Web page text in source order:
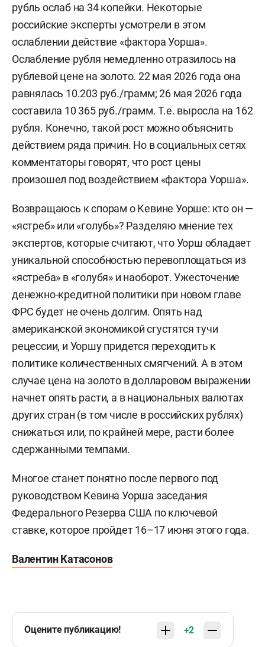
рубль ослаб на 34 копейки. Некоторые
российские эксперты усмотрели в этом
ослаблении действие «фактора Уорша».
Ослабление рубля немедленно отразилось на
рублевой цене на золото. 22 мая 2026 года она
равнялась 10.203 руб./грамм; 26 мая 2026 года
составила 10 365 руб./грамм. Т.е. выросла на 162
рубля. Конечно, такой рост можно объяснить
действием ряда причин. Но в социальных сетях
комментаторы говорят, что рост цены
произошел под воздействием «фактора Уорша».
Возвращаюсь к спорам о Кевине Уорше: кто он —
«ястреб» или «голубь»? Разделяю мнение тех
экспертов, которые считают, что Уорш обладает
уникальной способностью перевоплощаться из
«ястреба» в «голубя» и наоборот. Ужесточение
денежно-кредитной политики при новом главе
ФРС будет не очень долгим. Опять над
американской экономикой сгустятся тучи
рецессии, и Уоршу придется переходить к
политике количественных смягчений. А в этом
случае цена на золото в долларовом выражении
начнет опять расти, а в национальных валютах
других стран (в том числе в российских рублях)
снижаться или, по крайней мере, расти более
сдержанными темпами.
Многое станет понятно после первого под
руководством Кевина Уорша заседания
Федерального Резерва США по ключевой
ставке, которое пройдет 16–17 июня этого года.
Валентин Катасонов
Оцените публикацию! +2